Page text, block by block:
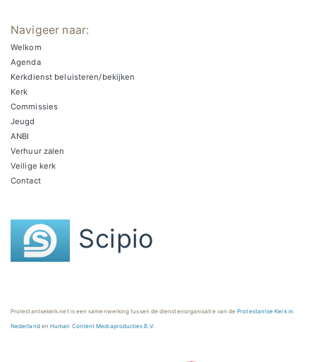
Navigeer naar:
Welkom
Agenda
Kerkdienst beluisteren/bekijken
Kerk
Commissies
Jeugd
ANBI
Verhuur zalen
Veilige kerk
Contact
Scipio
Protestantsekerk.net is een samenwerking tussen de dienstenorganisatie van deProtestantse Kerk in
NederlandenHuman Content Mediaproducties B.V.